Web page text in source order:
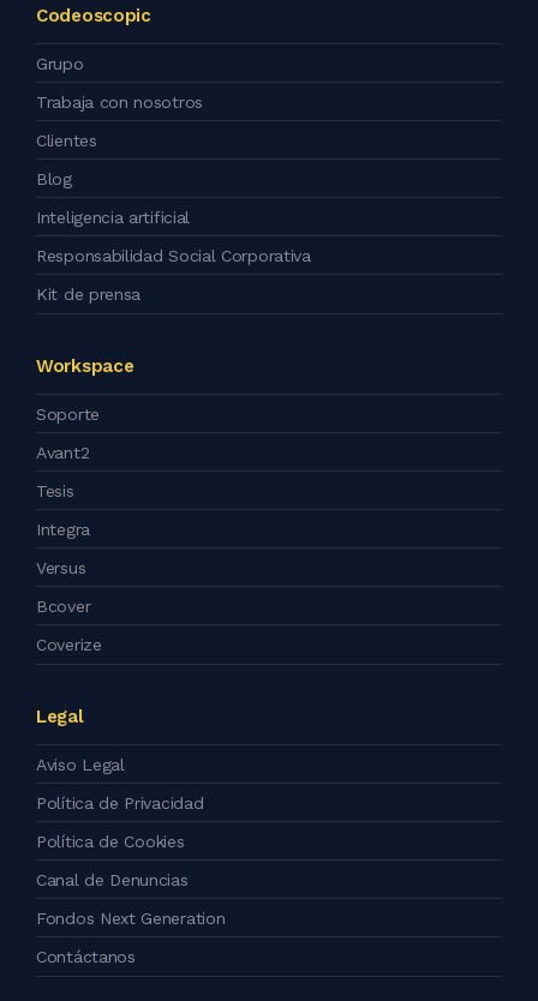
Codeoscopic
Grupo
Trabaja con nosotros
Clientes
Blog
Inteligencia artificial
Responsabilidad Social Corporativa
Kit de prensa
Workspace
Soporte
Avant2
Tesis
Integra
Versus
Bcover
Coverize
Legal
Aviso Legal
Política de Privacidad
Política de Cookies
Canal de Denuncias
Fondos Next Generation
Contáctanos